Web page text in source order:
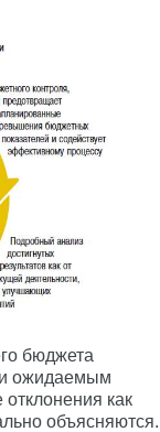
бюджета
и ожидаемым
как
объясняются.